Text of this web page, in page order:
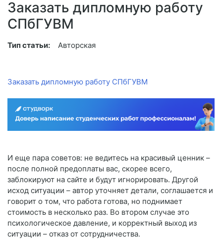
Заказать дипломную работу
СПбГУВМ
Тип статьи: Авторская
Заказать дипломную работу СПбГУВМ
И еще пара советов: не ведитесь на красивый ценник –
после полной предоплаты вас, скорее всего,
заблокируют на сайте и будут игнорировать. Другой
исход ситуации – автор уточняет детали, соглашается и
говорит о том, что работа готова, но поднимает
стоимость в несколько раз. Во втором случае это
психологическое давление, и корректный выход из
ситуации – отказ от сотрудничества.